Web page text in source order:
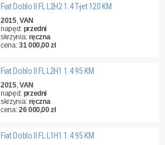
Fiat Doblo II FL L2H2 1.4 T-jet 120 KM
2015,VAN
napęd: przedni
skrzynia: ręczna
cena:31 000,00 zł
Fiat Doblo II FL L2H1 1.4 95 KM
2015,VAN
napęd: przedni
skrzynia: ręczna
cena:26 000,00 zł
Fiat Doblo II FL L1H1 1.4 95 KM